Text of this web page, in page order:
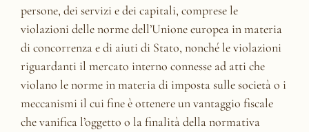
persone, dei servizi e dei capitali, comprese le
violazioni delle norme dell’Unione europea in materia
di concorrenza e di aiuti di Stato, nonché le violazioni
riguardanti il mercato interno connesse ad atti che
violano le norme in materia di imposta sulle società o i
meccanismi il cui fine è ottenere un vantaggio fiscale
che vanifica l’oggetto o la finalità della normativa